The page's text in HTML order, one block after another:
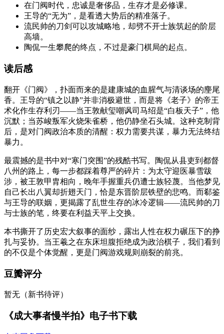
在门阀时代，忠诚是奢侈品，生存才是必修课。
王导的“无为”，是看透大势后的精准落子。
流民帅的刀剑可以攻城略地，却劈不开士族筑起的阶层
高墙。
陶侃一生攀爬的终点，不过是豪门棋局的起点。
读后感
翻开《门阀》，扑面而来的是建康城的血腥气与清谈场的麈尾
香。王导的“镇之以静”并非消极避世，而是将《老子》的帝王
术化作生存利刃——当王敦献玺嘲讽司马绍是“白板天子”，他
沉默；当苏峻叛军火烧朱雀桥，他仍静坐石头城。这种克制背
后，是对门阀政治本质的清醒：权力需要共谋，暴力无法终结
暴力。
最震撼的是书中对“寒门突围”的残酷书写。陶侃从县吏到都督
八州的路上，每一步都踩着尊严的碎片：为太守迎医暴雪跋
涉，被王敦甲胄相向，晚年手握重兵仍遭士族轻蔑。当他梦见
自己长出八翼却折翅天门，恰是东晋阶层铁壁的悲鸣。而郗鉴
与王导的联姻，更揭露了乱世生存的冰冷逻辑——流民帅的刀
与士族的笔，终要在利益天平上交换。
本书撕开了历史宏大叙事的面纱，露出人性在权力碾压下的挣
扎与妥协。当王羲之在东床坦腹拒绝成为政治棋子，我们看到
的不仅是个体觉醒，更是门阀游戏规则崩裂的前兆。
豆瓣评分
暂无（新书待评）
《成大事者慢半拍》电子书下载